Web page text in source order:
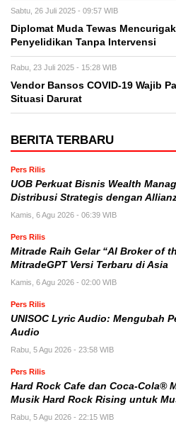
Sabtu, 26 Juli 2025 - 09:57 WIB
Diplomat Muda Tewas
Penyelidikan Tanpa Intervensi
Rabu, 23 Juli 2025 - 15:28 WIB
Vendor Bansos COVID-19 Wajib
Situasi Darurat
BERITA TERBARU
Pers Rilis
UOB Perkuat Bisnis Wealth
Distribusi Strategis dengan
Kamis, 6 Agu 2026 - 06:39 WIB
Pers Rilis
Mitrade Raih Gelar “AI Broker of
MitradeGPT Versi Terbaru di Asia
Kamis, 6 Agu 2026 - 02:00 WIB
Pers Rilis
UNISOC Lyric Audio: Mengubah
Audio
Rabu, 5 Agu 2026 - 23:58 WIB
Pers Rilis
Hard Rock Cafe dan Coca-Cola®
Musik Hard Rock Rising untuk
Rabu, 5 Agu 2026 - 22:15 WIB